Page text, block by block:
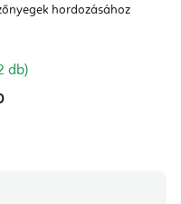
hordozásához
átlagos
értékelése
csillag.
db)